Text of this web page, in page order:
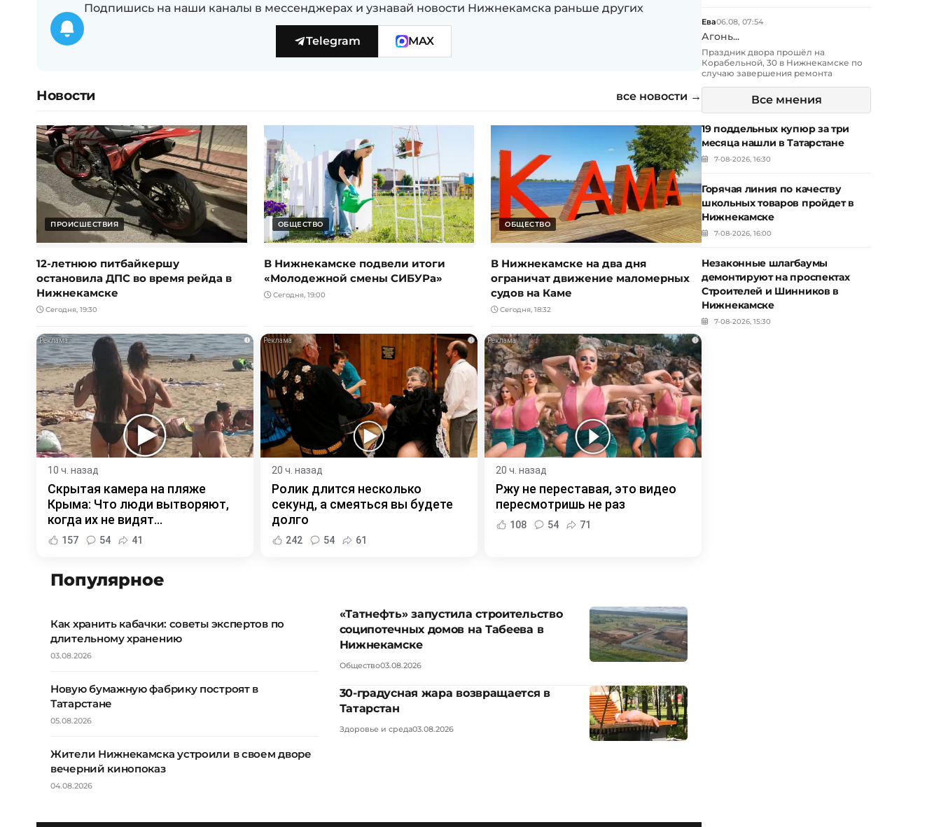
Подпишись на наши каналы в мессенджерах и узнавай новости Нижнекамска раньше других
Telegram MAX
Новости все новости →
ПРОИСШЕСТВИЯ
12-летнюю питбайкершу
остановила ДПС во время рейда в
Нижнекамске
Сегодня, 19:30
ОБЩЕСТВО
В Нижнекамске подвели итоги
«Молодежной смены СИБУРа»
Сегодня, 19:00
ОБЩЕСТВО
В Нижнекамске на два дня
ограничат движение маломерных
судов на Каме
Сегодня, 18:32
i
10 ч. назад
Скрытая камера на пляже
Крыма: Что люди вытворяют,
когда их не видят...
157 54 41
i
20 ч. назад
Ролик длится несколько
секунд, а смеяться вы будете
долго
242 54 61
i
20 ч. назад
Ржу не переставая, это видео
пересмотришь не раз
108 54 71
Популярное
Как хранить кабачки: советы экспертов по
длительному хранению
03.08.2026
Новую бумажную фабрику построят в
Татарстане
05.08.2026
Жители Нижнекамска устроили в своем дворе
вечерний кинопоказ
04.08.2026
«Татнефть» запустила строительство
соципотечных домов на Табеева в
Нижнекамске
Общество03.08.2026
30-градусная жара возвращается в
Татарстан
Здоровье и среда03.08.2026
Ева06.08, 07:54
Агонь...
Праздник двора прошёл на
Корабельной, 30 в Нижнекамске по
случаю завершения ремонта
Все мнения
19 поддельных купюр за три
месяца нашли в Татарстане
7-08-2026, 16:30
Горячая линия по качеству
школьных товаров пройдет в
Нижнекамске
7-08-2026, 16:00
Незаконные шлагбаумы
демонтируют на проспектах
Строителей и Шинников в
Нижнекамске
7-08-2026, 15:30